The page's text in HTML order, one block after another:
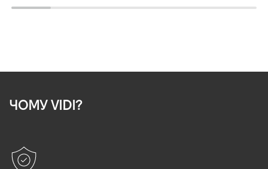
ЧОМУ VIDI?